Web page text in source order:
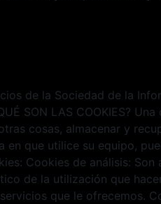
de la Sociedad de la
SON LAS COOKIES?
cosas, almacenar y
que utilice su equipo,
Cookies de análisis:
de la utilización que
que le ofrecemos.